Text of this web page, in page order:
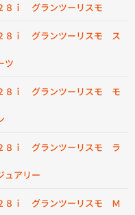
８ｉ グランツーリスモ
８ｉ グランツーリスモ ス
ツ
８ｉ グランツーリスモ モ
８ｉ グランツーリスモ ラ
ュアリー
８ｉ グランツーリスモ Ｍ